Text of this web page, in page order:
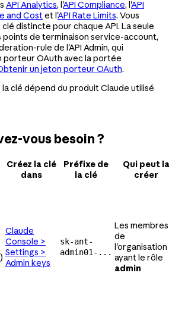
API Analytics, l'API Compliance, l'API
and Costet l'API Rate Limits. Vous
distincte pour chaque API. La seule
de terminaison service-account,
rule de l'API Admin, qui
OAuth avec la portée
un jeton porteur OAuth.
clé dépend du produit Claude utilisé
vous besoin ?
Créez la clé
dans
Préfixe de
la clé
Qui peut la
créer
)
Claude
Console >
Settings >
Admin keys
sk-ant-
admin01-...
Les membres
de
l'organisation
ayant le rôle
admin